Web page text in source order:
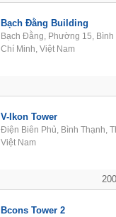
Bạch Đằng Building
Bạch Đằng, Phường 15,
Chí Minh, Việt Nam
V-Ikon Tower
Điện Biên Phủ, Bình Thạnh,
Việt Nam
Bcons Tower 2